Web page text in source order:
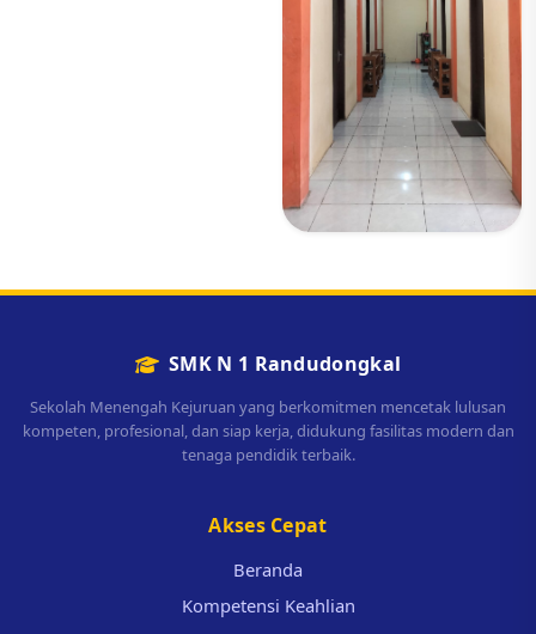
SMK N 1 Randudongkal
Sekolah Menengah Kejuruan yang berkomitmen mencetak lulusan
kompeten, profesional, dan siap kerja, didukung fasilitas modern dan
tenaga pendidik terbaik.
Akses Cepat
Beranda
Kompetensi Keahlian